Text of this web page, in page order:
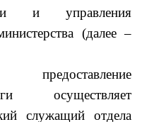
и управления
(далее –
осуществляет
служащий отдела